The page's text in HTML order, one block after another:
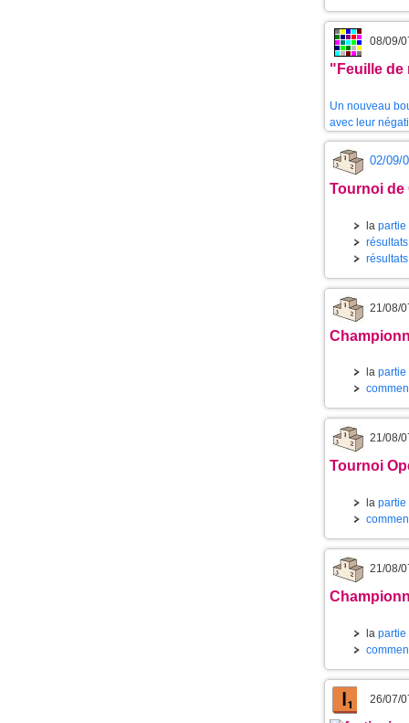
08/09/
"Feuille de
Un nouveau
avec leur
02/09/
Tournoi de
la partie
résultats
21/08/
la partie
21/08/
Tournoi
la partie
21/08/
la partie
26/07/